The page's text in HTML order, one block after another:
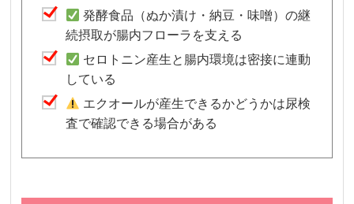
発酵食品（ぬか漬け・納豆・味噌）の継
続摂取が腸内フローラを支える
セロトニン産生と腸内環境は密接に連動
している
エクオールが産生できるかどうかは尿検
査で確認できる場合がある